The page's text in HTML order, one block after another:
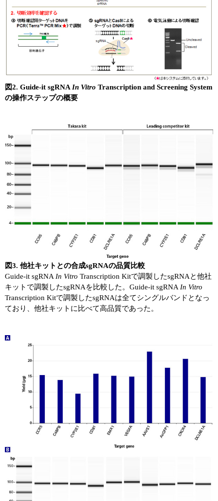
図2. Guide-it sgRNAIn Vitro Transcription and Screening System
の操作ステップの概要
図3. 他社キットとの合成sgRNAの品質比較
Guide-it sgRNA In Vitro Transcription Kitで調製したsgRNAと他社
キットで調製したsgRNAを比較した。Guide-it sgRNA In Vitro
Transcription Kitで調製したsgRNAは全てシングルバンドとなっ
ており、他社キットに比べて高品質であった。